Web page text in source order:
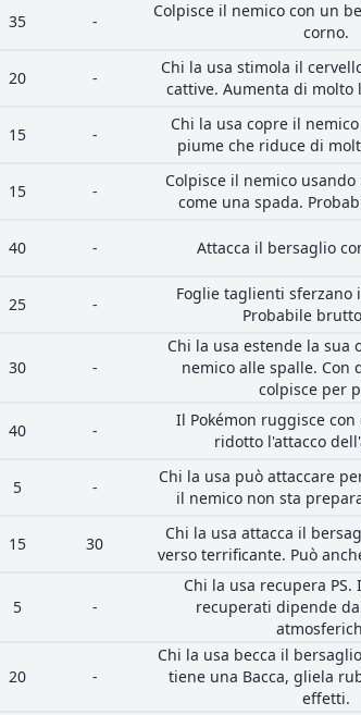
35 -
Colpisce il nemico con un
corno.
20 -
Chi la usa stimola il
cattive. Aumenta di molto
15 -
Chi la usa copre il
piume che riduce di
15 -
Colpisce il nemico
come una spada.
40 - Attacca il bersaglio
25 -
Foglie taglienti sferzano
Probabile
30 -
Chi la usa estende la sua
nemico alle spalle. Con
colpisce per
40 -
Il Pokémon ruggisce
ridotto l'attacco
5 -
Chi la usa può attaccare
il nemico non sta
15 30
Chi la usa attacca il
verso terrificante. Può
5 -
Chi la usa recupera PS.
recuperati dipende
20 -
Chi la usa becca il
tiene una Bacca, gliela
effetti.